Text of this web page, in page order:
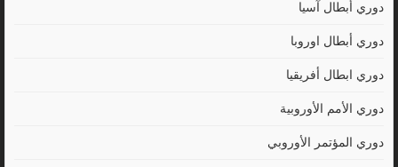
دوري أبطال آسيا
دوري أبطال اوروبا
دوري ابطال أفريقيا
دوري الأمم الأوروبية
دوري المؤتمر الأوروبي